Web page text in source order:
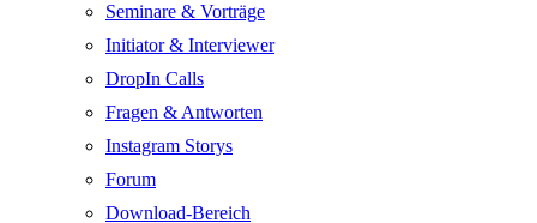
Seminare & Vorträge
Initiator & Interviewer
DropIn Calls
Fragen & Antworten
Instagram Storys
Forum
Download-Bereich